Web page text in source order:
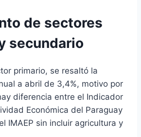
de sectores
secundario
primario, se resaltó la
a abril de 3,4%, motivo por
diferencia entre el Indicador
Económica del Paraguay
IMAEP sin incluir agricultura y